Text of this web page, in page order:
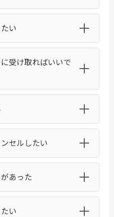
い
受け取ればいいで
セルしたい
あった
い